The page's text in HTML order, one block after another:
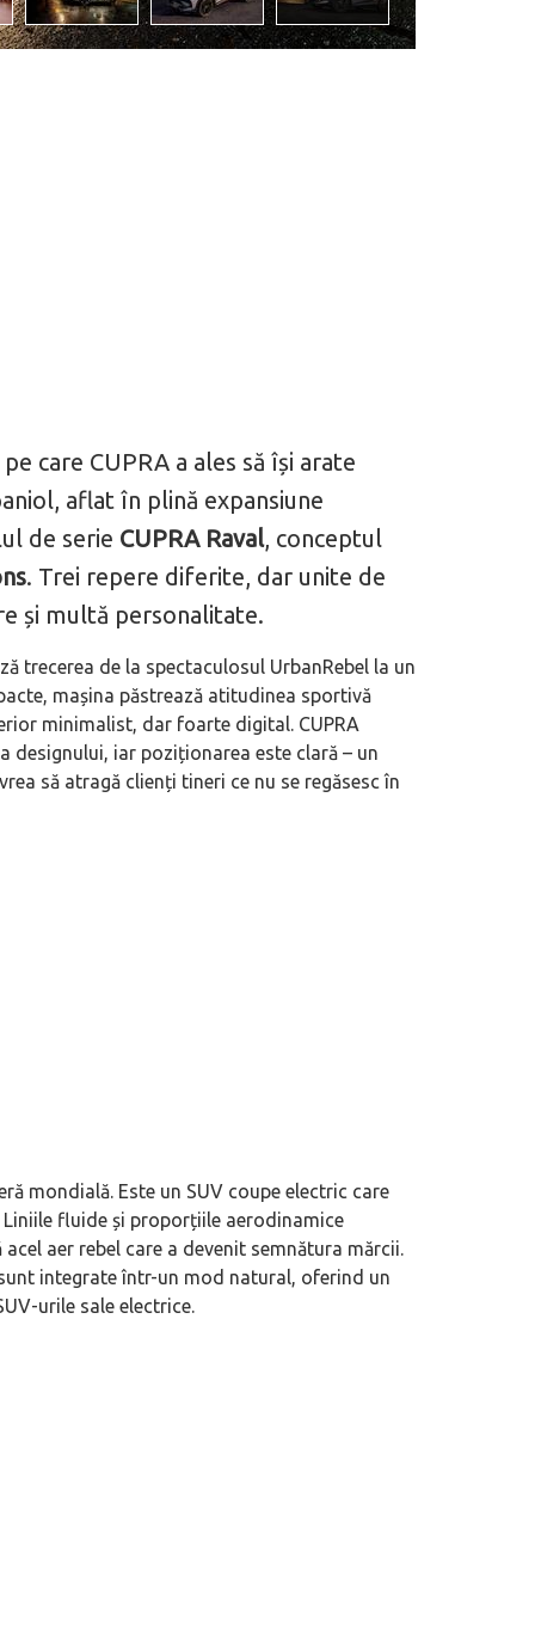
care CUPRA a ales să își arate
aflat în plină expansiune
de serie CUPRA Raval, conceptul
. Trei repere diferite, dar unite de
și multă personalitate.
trecerea de la spectaculosul UrbanRebel la un
mașina păstrează atitudinea sportivă
minimalist, dar foarte digital. CUPRA
iar poziționarea este clară – un
să atragă clienți tineri ce nu se regăsesc în
mondială. Este un SUV coupe electric care
fluide și proporțiile aerodinamice
aer rebel care a devenit semnătura mărcii.
integrate într-un mod natural, oferind un
urile sale electrice.
duty”, măcar să-i ai alături pe ceiNu doar un nou SUV premium:
N70/N90 ne spune pe șleau cum